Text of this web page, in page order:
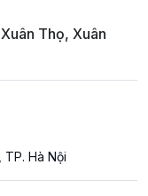
Thọ, Xuân
Hà Nội